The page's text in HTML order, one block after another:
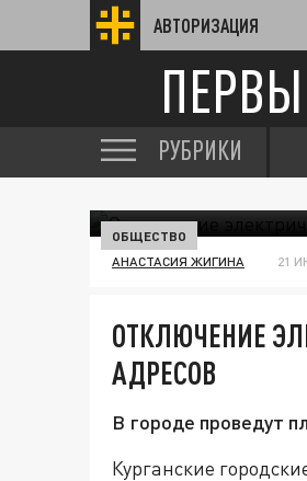
АВТОРИЗАЦИЯ
РУБРИКИ
ОБЩЕСТВО
АНАСТАСИЯ ЖИГИНА 21
ОТКЛЮЧЕНИЕ
АДРЕСОВ
В городе проведут
Курганские